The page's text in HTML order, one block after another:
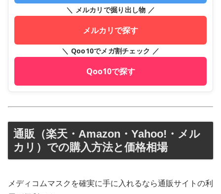
＼ メルカリで掘り出し物 ／
メルカリで探す
＼ Qoo10でメガ割チェック ／
Qoo10で探す
通販（楽天・Amazon・Yahoo!・メル
カリ）での購入方法と価格相場
メディコムマスクを確実に手に入れるなら通販サイトの利